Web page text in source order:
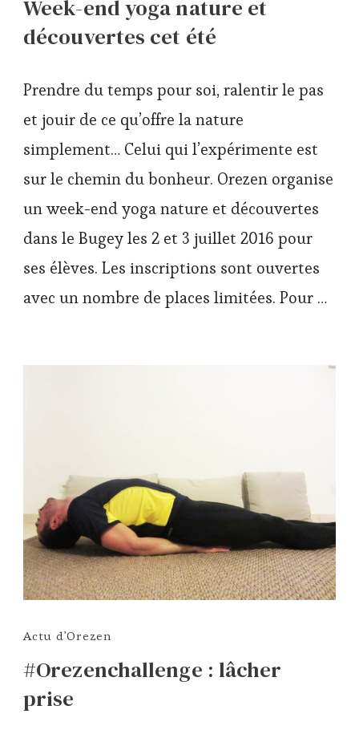
Week-end yoga nature et
découvertes cet été
Prendre du temps pour soi, ralentir le pas
et jouir de ce qu’offre la nature
simplement… Celui qui l’expérimente est
sur le chemin du bonheur. Orezen organise
un week-end yoga nature et découvertes
dans le Bugey les 2 et 3 juillet 2016 pour
ses élèves. Les inscriptions sont ouvertes
avec un nombre de places limitées. Pour …
Actu d'Orezen
#Orezenchallenge : lâcher
prise